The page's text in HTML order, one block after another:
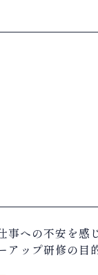
事への不安を感
アップ研修の目